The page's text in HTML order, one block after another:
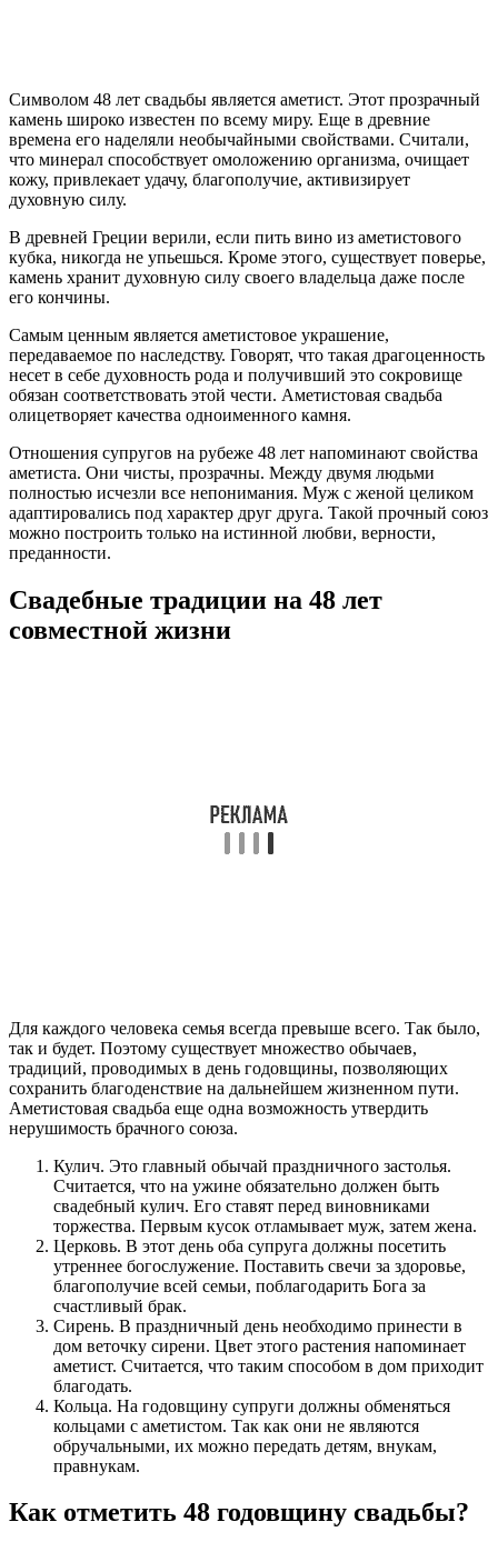
Символом 48 лет свадьбы является аметист. Этот прозрачный
камень широко известен по всему миру. Еще в древние
времена его наделяли необычайными свойствами. Считали,
что минерал способствует омоложению организма, очищает
кожу, привлекает удачу, благополучие, активизирует
духовную силу.
В древней Греции верили, если пить вино из аметистового
кубка, никогда не упьешься. Кроме этого, существует поверье,
камень хранит духовную силу своего владельца даже после
его кончины.
Самым ценным является аметистовое украшение,
передаваемое по наследству. Говорят, что такая драгоценность
несет в себе духовность рода и получивший это сокровище
обязан соответствовать этой чести. Аметистовая свадьба
олицетворяет качества одноименного камня.
Отношения супругов на рубеже 48 лет напоминают свойства
аметиста. Они чисты, прозрачны. Между двумя людьми
полностью исчезли все непонимания. Муж с женой целиком
адаптировались под характер друг друга. Такой прочный союз
можно построить только на истинной любви, верности,
преданности.
Свадебные традиции на 48 лет
совместной жизни
Для каждого человека семья всегда превыше всего. Так было,
так и будет. Поэтому существует множество обычаев,
традиций, проводимых в день годовщины, позволяющих
сохранить благоденствие на дальнейшем жизненном пути.
Аметистовая свадьба еще одна возможность утвердить
нерушимость брачного союза.
Кулич. Это главный обычай праздничного застолья.
Считается, что на ужине обязательно должен быть
свадебный кулич. Его ставят перед виновниками
торжества. Первым кусок отламывает муж, затем жена.
Церковь. В этот день оба супруга должны посетить
утреннее богослужение. Поставить свечи за здоровье,
благополучие всей семьи, поблагодарить Бога за
счастливый брак.
Сирень. В праздничный день необходимо принести в
дом веточку сирени. Цвет этого растения напоминает
аметист. Считается, что таким способом в дом приходит
благодать.
Кольца. На годовщину супруги должны обменяться
кольцами с аметистом. Так как они не являются
обручальными, их можно передать детям, внукам,
правнукам.
Как отметить 48 годовщину свадьбы?